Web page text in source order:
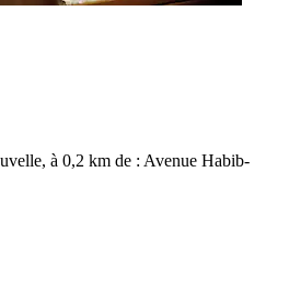
à 0,2 km de : Avenue Habib-